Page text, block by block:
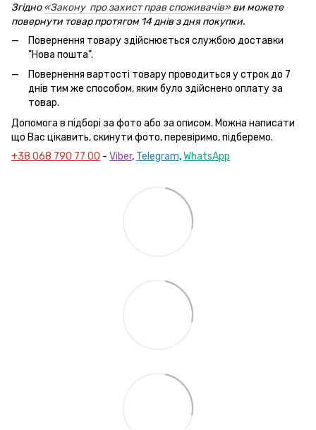
Згідно«Закону про захист прав споживачів» ви можете
повернути товар протягом 14 днів з дня покупки.
Повернення товару здійснюється службою доставки
"Нова пошта".
Повернення вартості товару проводиться у строк до 7
днів тим же способом, яким було здійснено оплату за
товар.
Допомога в підборі за фото або за описом. Можна написати
що Вас цікавить, скинути фото, перевіримо, підберемо.
+38 068 790 77 00 - Viber, Telegram,WhatsApp